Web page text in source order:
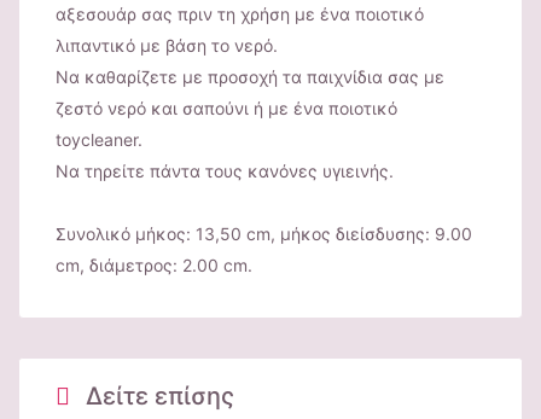
αξεσουάρ σας πριν τη χρήση με ένα ποιοτικό
λιπαντικό με βάση το νερό.
Να καθαρίζετε με προσοχή τα παιχνίδια σας με
ζεστό νερό και σαπούνι ή με ένα ποιοτικό
toycleaner.
Να τηρείτε πάντα τους κανόνες υγιεινής.
Συνολικό μήκος: 13,50 cm, μήκος διείσδυσης: 9.00
cm, διάμετρος: 2.00 cm.
Δείτε επίσης